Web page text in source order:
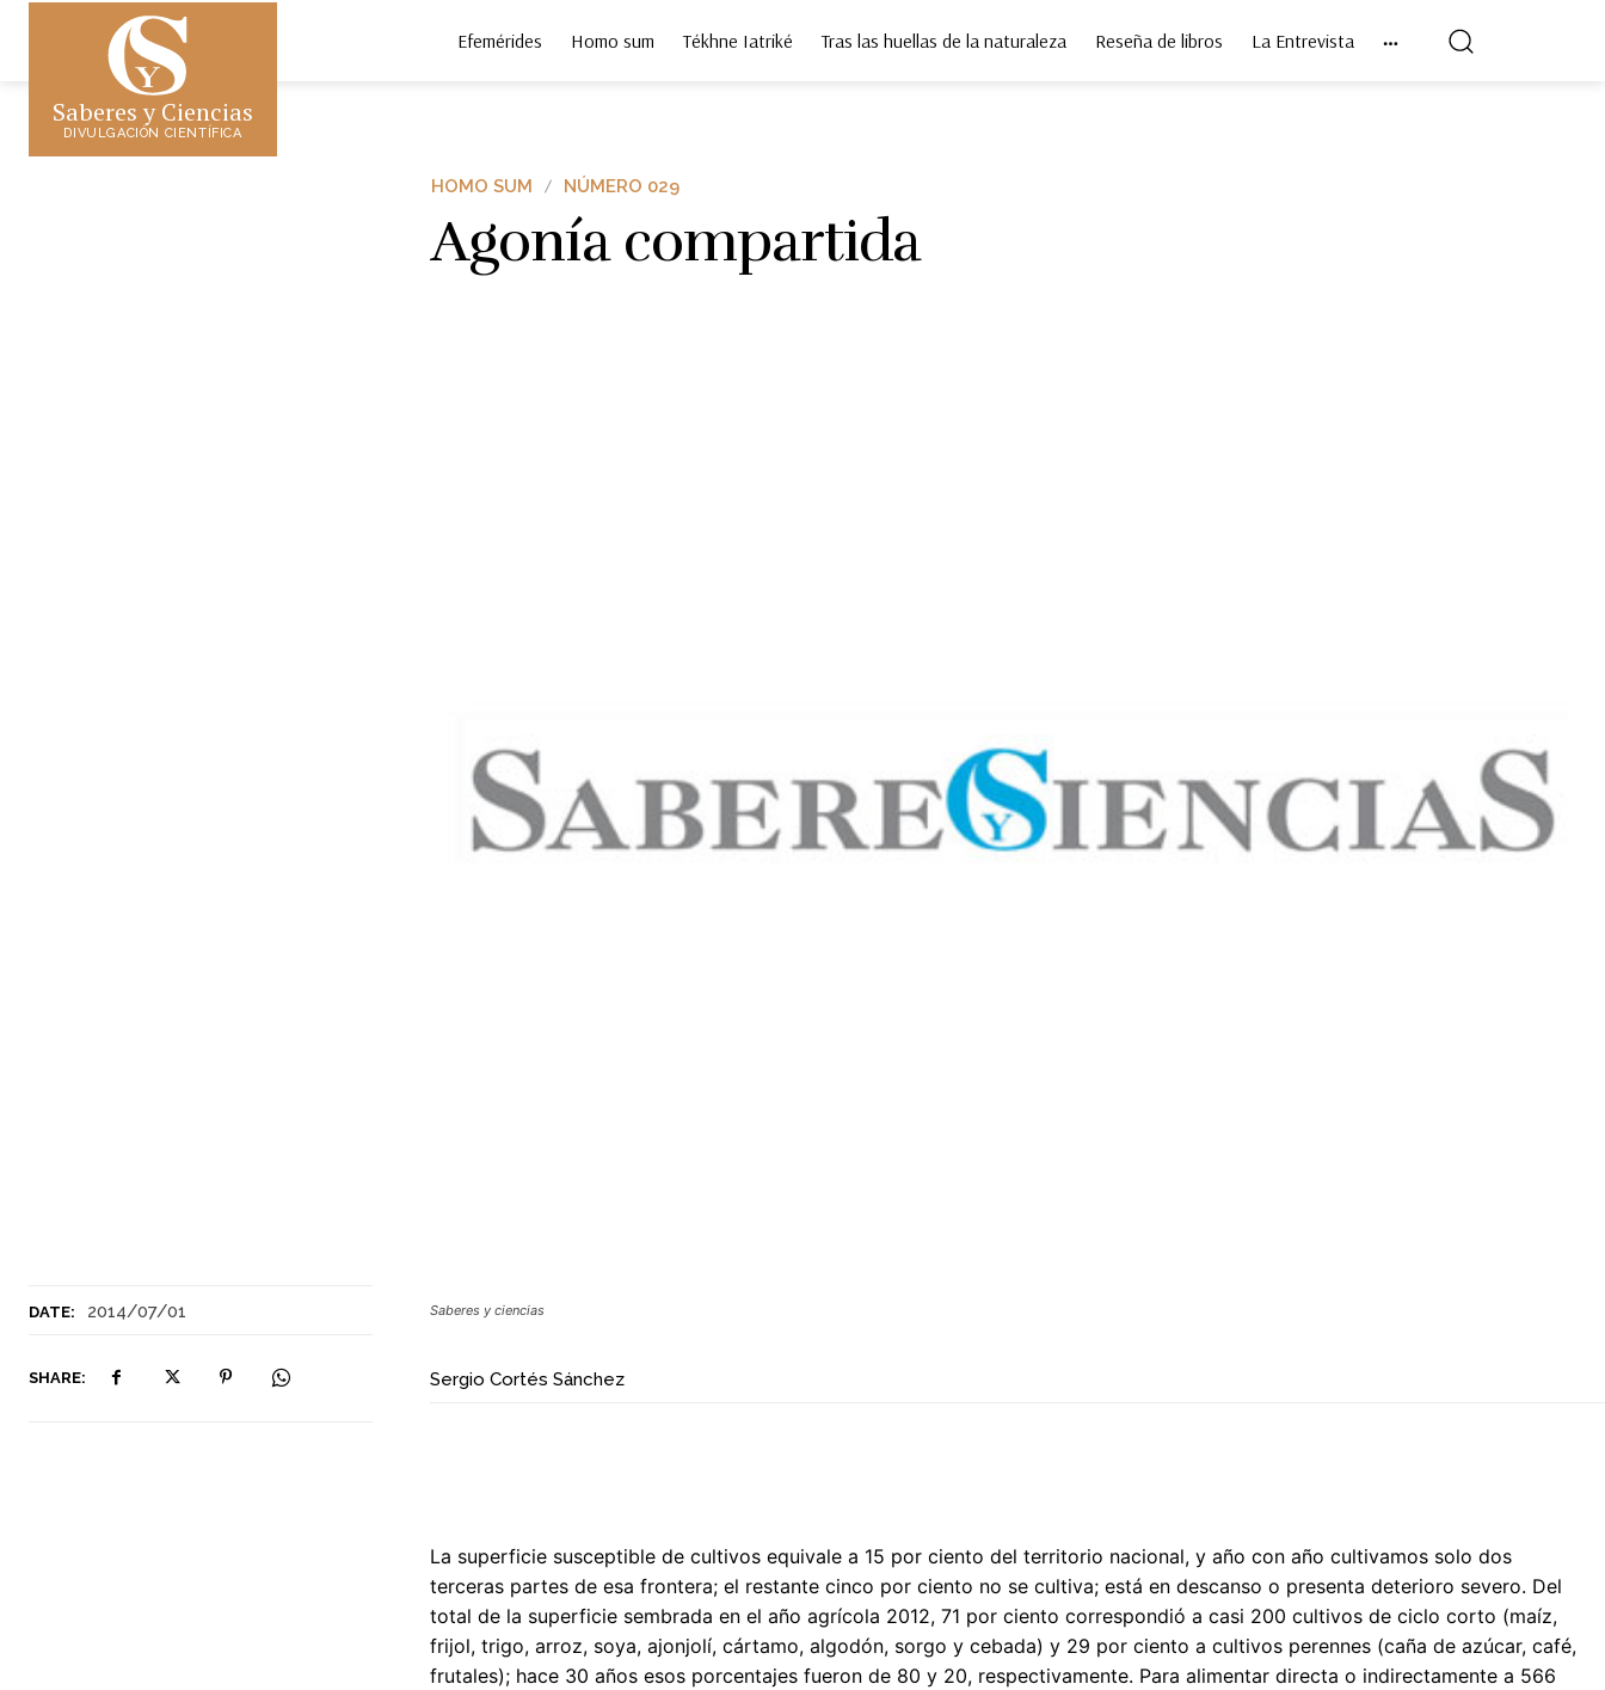
Saberes y Ciencias
DIVULGACIÓN CIENTÍFICA
Efemérides Homo sum Tékhne Iatriké Tras las huellas de la naturaleza Reseña de libros La Entrevista
DATE: 2014/07/01
SHARE:
HOMO SUM NÚMERO 029
Agonía compartida
Saberes y ciencias
Sergio Cortés Sánchez
La superficie susceptible de cultivos equivale a 15 por ciento del territorio nacional, y año con año cultivamos solo dos
terceras partes de esa frontera; el restante cinco por ciento no se cultiva; está en descanso o presenta deterioro severo. Del
total de la superficie sembrada en el año agrícola 2012, 71 por ciento correspondió a casi 200 cultivos de ciclo corto (maíz,
frijol, trigo, arroz, soya, ajonjolí, cártamo, algodón, sorgo y cebada) y 29 por ciento a cultivos perennes (caña de azúcar, café,
frutales); hace 30 años esos porcentajes fueron de 80 y 20, respectivamente. Para alimentar directa o indirectamente a 566